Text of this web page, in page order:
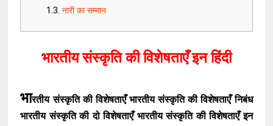
नारी का सम्मान
भारतीय संस्कृति की विशेषताएँ इन हिंदी
भारतीय संस्कृति की विशेषताएँ भारतीय संस्कृति की विशेषताएँ निबंध
भारतीय संस्कृति की दो विशेषताएँ भारतीय संस्कृति की विशेषताएँ इन